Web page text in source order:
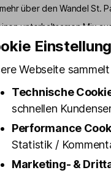
über den Wandel St.
unterhaltsamen Mix
Geschichten
Olivias Kostümfundus
Kult-Schnaps inklusive
eine unterhaltsame
Pauli erfährst?
Kieztour.
Webseite
Technische
schnellen
Performance
Statistik /
Marketing- &